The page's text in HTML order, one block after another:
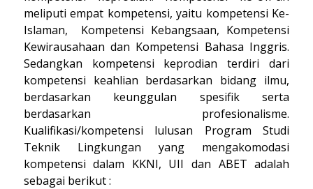
meliputi empat kompetensi, yaitu kompetensi Ke-
Islaman, Kompetensi Kebangsaan, Kompetensi
Kewirausahaan dan Kompetensi Bahasa Inggris.
Sedangkan kompetensi keprodian terdiri dari
kompetensi keahlian berdasarkan bidang ilmu,
berdasarkan keunggulan spesifik serta
berdasarkan profesionalisme.
Kualifikasi/kompetensi lulusan Program Studi
Teknik Lingkungan yang mengakomodasi
kompetensi dalam KKNI, UII dan ABET adalah
sebagai berikut :